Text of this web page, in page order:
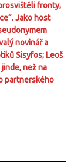
fronty,
Jako host
novinář a
Sisyfos; Leoš
než na
partnerského